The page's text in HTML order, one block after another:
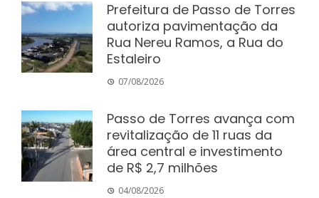
Prefeitura de Passo de Torres
autoriza pavimentação da
Rua Nereu Ramos, a Rua do
Estaleiro
07/08/2026
Passo de Torres avança com
revitalização de 11 ruas da
área central e investimento
de R$ 2,7 milhões
04/08/2026